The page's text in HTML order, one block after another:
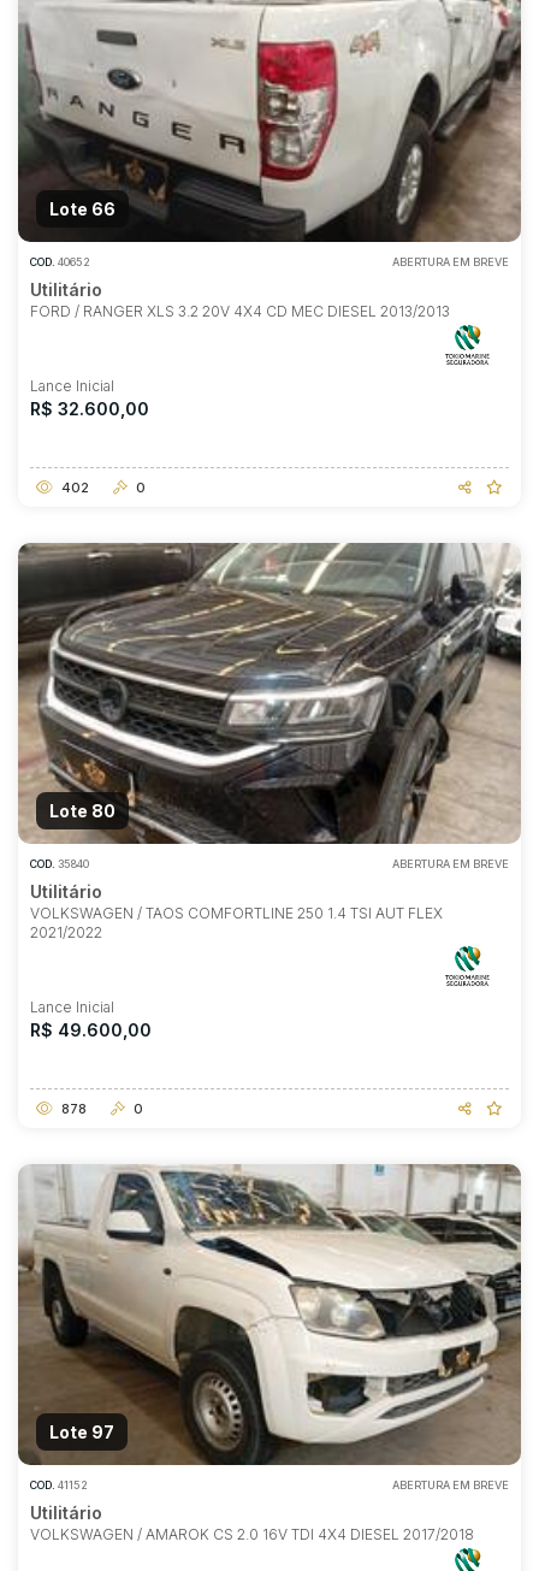
Lote 66
COD. 40652 ABERTURA EM BREVE
Utilitário
FORD / RANGER XLS 3.2 20V 4X4 CD MEC DIESEL 2013/2013
Lance Inicial
R$ 32.600,00
402 0
Lote 80
COD. 35840 ABERTURA EM BREVE
Utilitário
VOLKSWAGEN / TAOS COMFORTLINE 250 1.4 TSI AUT FLEX
2021/2022
Lance Inicial
R$ 49.600,00
878 0
Lote 97
COD. 41152 ABERTURA EM BREVE
Utilitário
VOLKSWAGEN / AMAROK CS 2.0 16V TDI 4X4 DIESEL 2017/2018